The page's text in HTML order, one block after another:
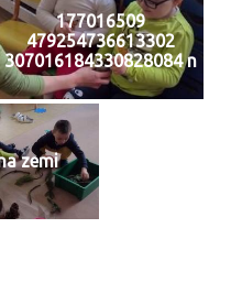
177016509
479254736613302
307016184330828084 n
zemi